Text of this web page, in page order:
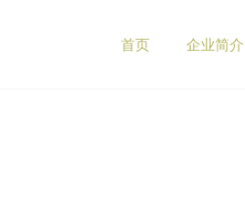
首页 企业简介